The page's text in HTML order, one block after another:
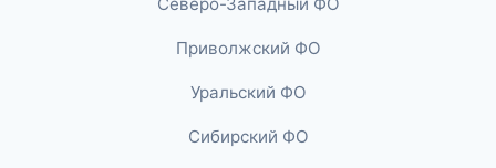
Приволжский ФО
Уральский ФО
Сибирский ФО